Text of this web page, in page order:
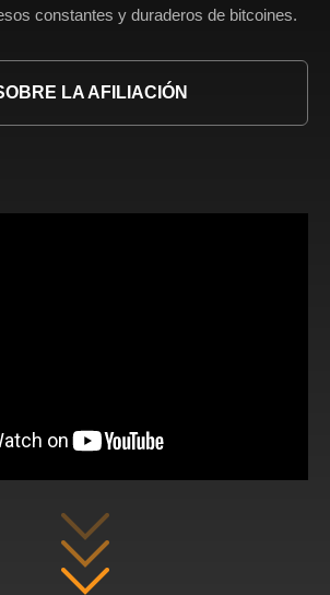
constantes y duraderos de bitcoines.
LA AFILIACIÓN